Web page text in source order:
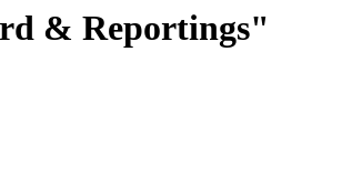
& Reportings"